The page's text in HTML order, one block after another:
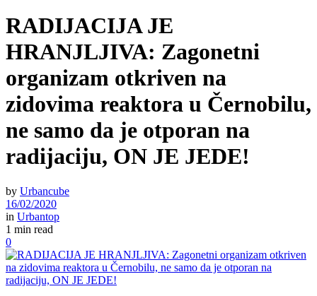
RADIJACIJA JE
HRANJLJIVA: Zagonetni
organizam otkriven na
zidovima reaktora u Černobilu,
ne samo da je otporan na
radijaciju, ON JE JEDE!
by Urbancube
16/02/2020
in Urbantop
1 min read
0